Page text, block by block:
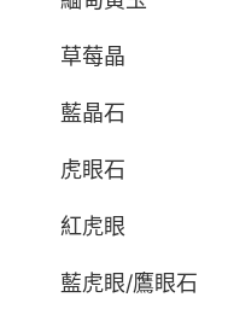
草莓晶
藍晶石
虎眼石
紅虎眼
藍虎眼/鷹眼石